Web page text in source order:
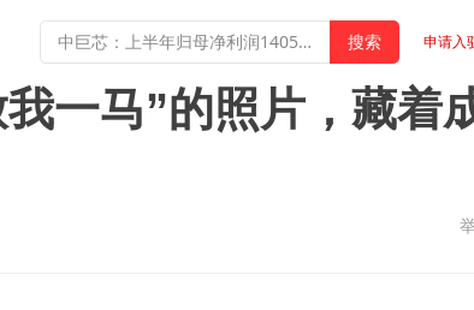
申请入
一马”的照片，藏着